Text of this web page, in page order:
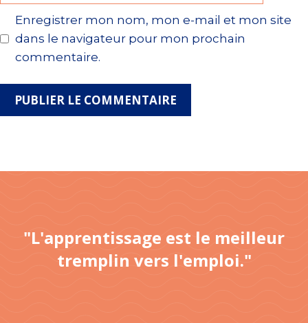
Enregistrer mon nom, mon e-mail et mon site
dans le navigateur pour mon prochain
commentaire.
"L'apprentissage est le meilleur
tremplin vers l'emploi."